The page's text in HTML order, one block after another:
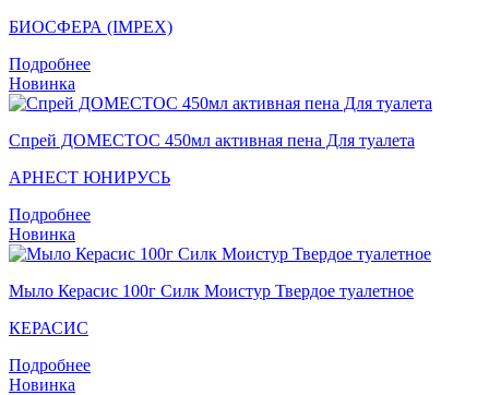
БИОСФЕРА (IMPEX)
Подробнее
Новинка
Спрей ДОМЕСТОС 450мл активная пена Для туалета
АРНЕСТ ЮНИРУСЬ
Подробнее
Новинка
Мыло Керасис 100г Силк Моистур Твердое туалетное
КЕРАСИС
Подробнее
Новинка